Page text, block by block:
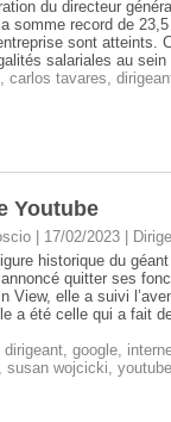
du directeur
somme record de
sont atteints.
salariales au sein
, carlos tavares,
Youtube
| 17/02/2023
historique du
quitter ses
View, elle a suivi
a été celle qui a fait
dirigeant, google,
, susan wojcicki, youtube